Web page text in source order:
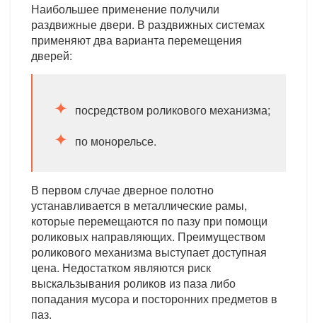
Наибольшее применение получили
раздвижные двери. В раздвижных системах
применяют два варианта перемещения
дверей:
посредством роликового механизма;
по монорельсе.
В первом случае дверное полотно
устанавливается в металлические рамы,
которые перемещаются по пазу при помощи
роликовых направляющих. Преимуществом
роликового механизма выступает доступная
цена. Недостатком являются риск
выскальзывания роликов из паза либо
попадания мусора и посторонних предметов в
паз.